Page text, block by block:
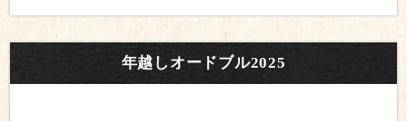
年越しオードブル2025